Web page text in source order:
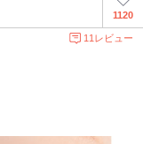
1120
11レビュー